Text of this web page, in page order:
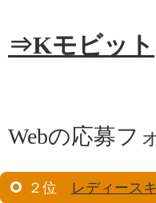
⇒Kモビット
Webの応募フ
２位 レディース